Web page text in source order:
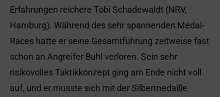
Erfahrungen reichere Tobi Schadewaldt (NRV,
Hamburg). Während des sehr spannenden Medal-
Races hatte er seine Gesamtführung zeitweise fast
schon an Angreifer Buhl verloren. Sein sehr
risikovolles Taktikkonzept ging am Ende nicht voll
auf, und er musste sich mit der Silbermedaille